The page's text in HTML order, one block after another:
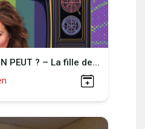
PEUT ? – La fille de...